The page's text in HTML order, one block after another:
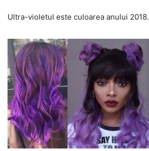
Ultra-violetul este culoarea anului 2018.